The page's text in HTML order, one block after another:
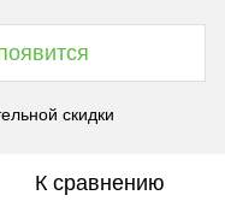
скидки
К сравнению